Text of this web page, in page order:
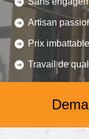
Artisan
Prix imbattable
Travail de